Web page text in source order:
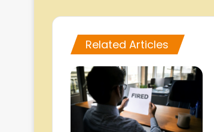
Related Articles